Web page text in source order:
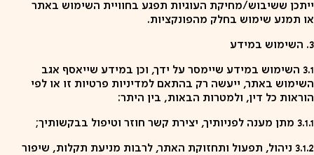
ייתכן ששיבוש/מחיקת העוגיות תפגע בחוויית השימוש באתר
או תמנע שימוש בחלק מהפונקציות.
3. השימוש במידע
3.1 השימוש במידע שיימסר על ידך, וכן במידע שייאסף אגב
השימוש באתר, ייעשה רק בהתאם למדיניות פרטיות זו או לפי
הוראות כל דין, ולמטרות הבאות, בין היתר:
3.1.1 מתן מענה לפניותיך, יצירת קשר חוזר וטיפול בבקשותיך;
3.1.2 ניהול, תפעול ותחזוקת האתר, לרבות מניעת תקלות, שיפור